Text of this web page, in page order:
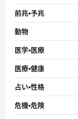
前兆・予兆
動物
医学・医療
医療・健康
占い・性格
危機・危険